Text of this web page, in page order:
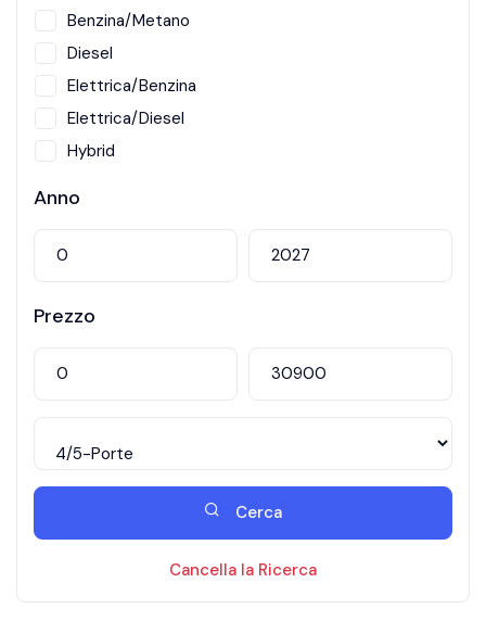
Benzina/Metano
Diesel
Elettrica/Benzina
Elettrica/Diesel
Hybrid
Anno
Prezzo
Cerca
Cancella la Ricerca